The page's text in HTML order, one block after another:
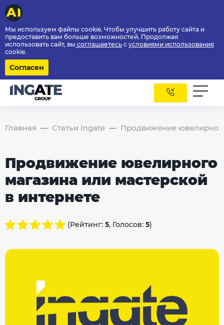
Мы используем файлы cookie. Чтобы улучшить работу сайта и
предоставить вам больше возможностей. Продолжая
использовать сайт, вы соглашаетесь с условиями использования
cookie.
Согласен
Главная Статьи Ingate Продвижение
Продвижение ювелирного
магазина или мастерской
в интернете
(Рейтинг: 5, Голосов: 5)